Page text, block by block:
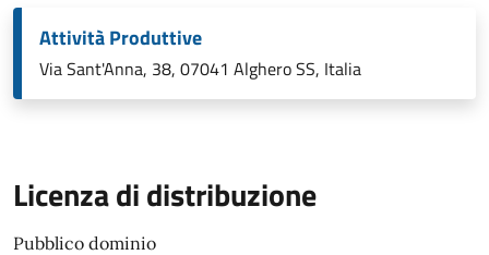
Attività Produttive
Via Sant'Anna, 38, 07041 Alghero SS, Italia
Licenza di distribuzione
Pubblico dominio